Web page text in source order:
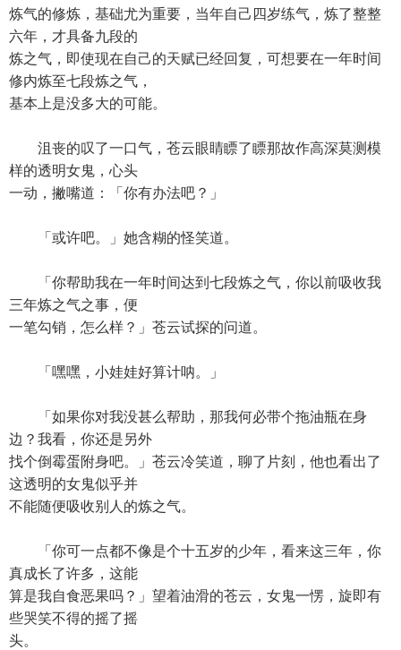
炼气的修炼，基础尤为重要，当年自己四岁练气，炼了整整
六年，才具备九段的
炼之气，即使现在自己的天赋已经回复，可想要在一年时间
修内炼至七段炼之气，
基本上是没多大的可能。
沮丧的叹了一口气，苍云眼睛瞟了瞟那故作高深莫测模
样的透明女鬼，心头
一动，撇嘴道：「你有办法吧？」
「或许吧。」她含糊的怪笑道。
「你帮助我在一年时间达到七段炼之气，你以前吸收我
三年炼之气之事，便
一笔勾销，怎么样？」苍云试探的问道。
「嘿嘿，小娃娃好算计呐。」
「如果你对我没甚么帮助，那我何必带个拖油瓶在身
边？我看，你还是另外
找个倒霉蛋附身吧。」苍云冷笑道，聊了片刻，他也看出了
这透明的女鬼似乎并
不能随便吸收别人的炼之气。
「你可一点都不像是个十五岁的少年，看来这三年，你
真成长了许多，这能
算是我自食恶果吗？」望着油滑的苍云，女鬼一愣，旋即有
些哭笑不得的摇了摇
头。